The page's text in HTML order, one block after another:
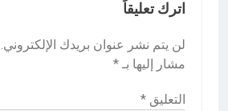
اترك تعليقاً
لن يتم نشر عنوان بريدك الإلكتروني.
مشار إليها بـ *
التعليق *